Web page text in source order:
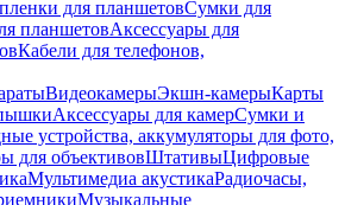
для планшетовСумки для
планшетовАксессуары для
Кабели для телефонов,
ВидеокамерыЭкшн-камерыКарты
Аксессуары для камерСумки и
устройства, аккумуляторы для фото,
для объективовШтативыЦифровые
Мультимедиа акустикаРадиочасы,
Музыкальные